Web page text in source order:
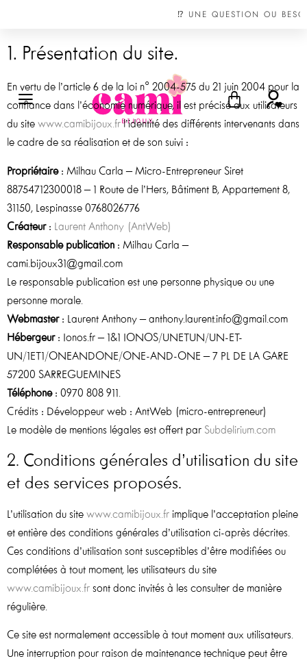
🚚 LIVRAISON OFFERTE À PARTIR DE 60€ D'ACHATS*
⁉️ UNE QUESTION OU BESOIN D'AIDE ?
🚚 LIVRAISON OFFERTE À PARTIR DE 60€ D'ACHATS*
⁉️ UNE QUESTION OU BESOIN D'AIDE ?
🚚 LIVRAISON OFFERTE À PARTIR DE 60€ D'ACHATS*
⁉️ UNE QUESTION OU BESOIN D'AIDE ?
MENTIONS LÉGALES
1. Présentation du site.
En vertu de l’article 6 de la loi n° 2004-575 du 21 juin 2004 pour la
confiance dans l’économie numérique, il est précisé aux utilisateurs
du site www.camibijoux.frl’identité des différents intervenants dans
le cadre de sa réalisation et de son suivi :
Propriétaire: Milhau Carla – Micro-Entrepreneur Siret
88754712300018 – 1 Route de l’Hers, Bâtiment B, Appartement 8,
31150, Lespinasse 0768026776
Créateur: Laurent Anthony (AntWeb)
Responsable publication : Milhau Carla –
cami.bijoux31@gmail.com
Le responsable publication est une personne physique ou une
personne morale.
Webmaster: Laurent Anthony – anthony.laurent.info@gmail.com
Hébergeur: Ionos.fr – 1&1 IONOS/UNETUN/UN-ET-
UN/1ET1/ONEANDONE/ONE-AND-ONE – 7 PL DE LA GARE
57200 SARREGUEMINES
Téléphone: 0970 808 911.
Crédits : Développeur web : AntWeb (micro-entrepreneur)
Le modèle de mentions légales est offert par Subdelirium.com
2. Conditions générales d’utilisation du site
et des services proposés.
L’utilisation du site www.camibijoux.fr implique l’acceptation pleine
et entière des conditions générales d’utilisation ci-après décrites.
Ces conditions d’utilisation sont susceptibles d’être modifiées ou
complétées à tout moment, les utilisateurs du site
www.camibijoux.fr sont donc invités à les consulter de manière
régulière.
Ce site est normalement accessible à tout moment aux utilisateurs.
Une interruption pour raison de maintenance technique peut être